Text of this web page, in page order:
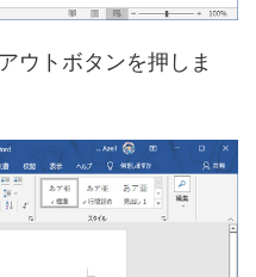
ウトボタンを押しま